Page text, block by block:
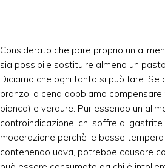
Considerato che pare proprio un
sia possibile sostituire almeno un
Diciamo che ogni tanto si può fare.
pranzo, a cena dobbiamo
bianca) e verdure. Pur essendo un
controindicazione: chi soffre di
moderazione perchè le basse
contenendo uova, potrebbe causare